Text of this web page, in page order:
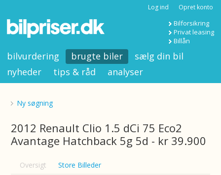
Log ind Opret konto
Bilforsikring
Privat leasing
Billån
bilvurdering brugte biler
sælg din bil
nyheder
tips & råd analyser
Ny søgning
2012 Renault Clio 1.5 dCi 75 Eco2
Avantage Hatchback 5g 5d - kr 39.900
Oversigt Store Billeder